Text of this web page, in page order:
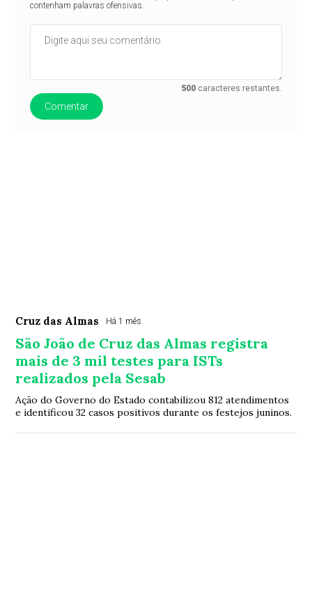
contenham palavras ofensivas.
500 caracteres restantes.
Comentar
Cruz das Almas Há 1 mês
São João de Cruz das Almas registra
mais de 3 mil testes para ISTs
realizados pela Sesab
Ação do Governo do Estado contabilizou 812 atendimentos
e identificou 32 casos positivos durante os festejos juninos.